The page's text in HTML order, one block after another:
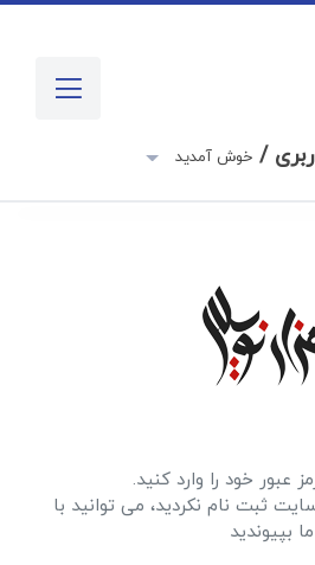
/خوش آمدید
عبور خود را وارد کنید.
ثبت نام نکردید، می توانید با
بپیوندید